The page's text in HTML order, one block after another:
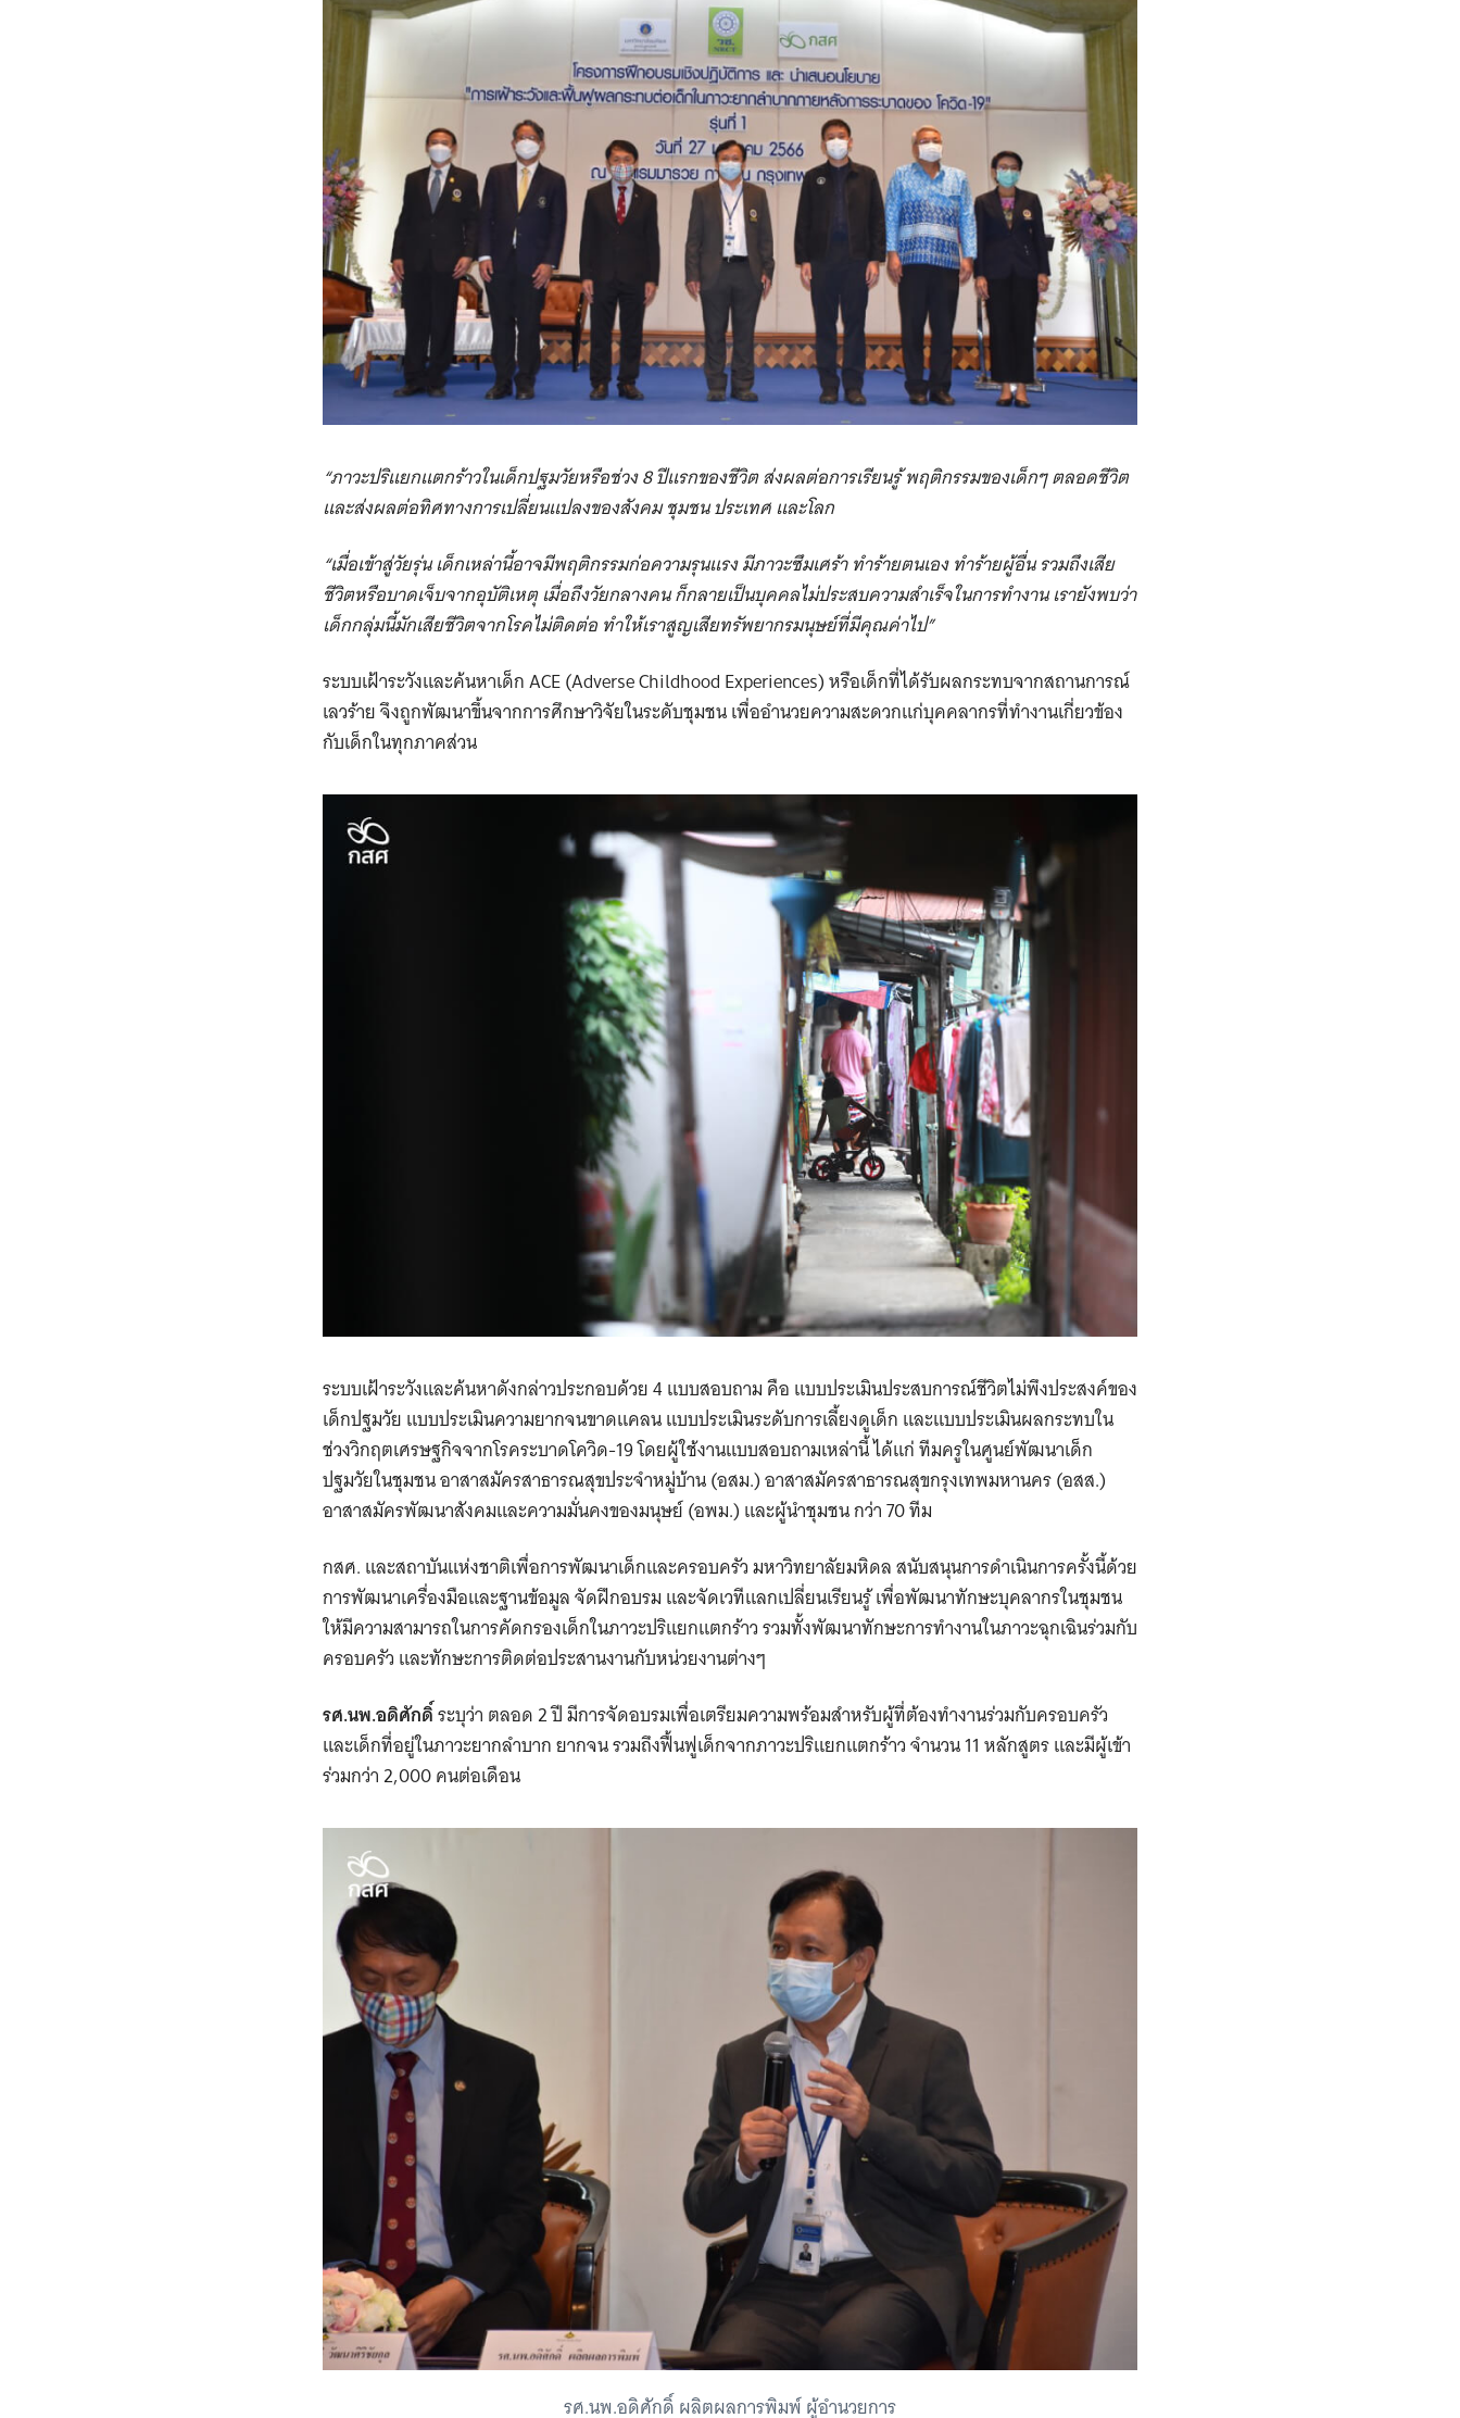
Search
for:
“ภาวะปริแยกแตกร้าวในเด็กปฐมวัยหรือช่วง 8 ปีแรกของชีวิต ส่งผลต่อการเรียนรู้ พฤติกรรมของเด็กๆ ตลอดชีวิต
และส่งผลต่อทิศทางการเปลี่ยนแปลงของสังคม ชุมชน ประเทศ และโลก
“เมื่อเข้าสู่วัยรุ่น เด็กเหล่านี้อาจมีพฤติกรรมก่อความรุนแรง มีภาวะซึมเศร้า ทำร้ายตนเอง ทำร้ายผู้อื่น รวมถึงเสีย
ชีวิตหรือบาดเจ็บจากอุบัติเหตุ เมื่อถึงวัยกลางคน ก็กลายเป็นบุคคลไม่ประสบความสำเร็จในการทำงาน เรายังพบว่า
เด็กกลุ่มนี้มักเสียชีวิตจากโรคไม่ติดต่อ ทำให้เราสูญเสียทรัพยากรมนุษย์ที่มีคุณค่าไป”
ระบบเฝ้าระวังและค้นหาเด็ก ACE (Adverse Childhood Experiences) หรือเด็กที่ได้รับผลกระทบจากสถานการณ์
เลวร้าย จึงถูกพัฒนาขึ้นจากการศึกษาวิจัยในระดับชุมชน เพื่ออำนวยความสะดวกแก่บุคคลากรที่ทำงานเกี่ยวข้อง
กับเด็กในทุกภาคส่วน
ระบบเฝ้าระวังและค้นหาดังกล่าวประกอบด้วย 4 แบบสอบถาม คือ แบบประเมินประสบการณ์ชีวิตไม่พึงประสงค์ของ
เด็กปฐมวัย แบบประเมินความยากจนขาดแคลน แบบประเมินระดับการเลี้ยงดูเด็ก และแบบประเมินผลกระทบใน
ช่วงวิกฤตเศรษฐกิจจากโรคระบาดโควิด-19 โดยผู้ใช้งานแบบสอบถามเหล่านี้ ได้แก่ ทีมครูในศูนย์พัฒนาเด็ก
ปฐมวัยในชุมชน อาสาสมัครสาธารณสุขประจำหมู่บ้าน (อสม.) อาสาสมัครสาธารณสุขกรุงเทพมหานคร (อสส.)
อาสาสมัครพัฒนาสังคมและความมั่นคงของมนุษย์ (อพม.) และผู้นำชุมชน กว่า 70 ทีม
กสศ. และสถาบันแห่งชาติเพื่อการพัฒนาเด็กและครอบครัว มหาวิทยาลัยมหิดล สนับสนุนการดำเนินการครั้งนี้ด้วย
การพัฒนาเครื่องมือและฐานข้อมูล จัดฝึกอบรม และจัดเวทีแลกเปลี่ยนเรียนรู้ เพื่อพัฒนาทักษะบุคลากรในชุมชน
ให้มีความสามารถในการคัดกรองเด็กในภาวะปริแยกแตกร้าว รวมทั้งพัฒนาทักษะการทำงานในภาวะฉุกเฉินร่วมกับ
ครอบครัว และทักษะการติดต่อประสานงานกับหน่วยงานต่างๆ
รศ.นพ.อดิศักดิ์ระบุว่า ตลอด 2 ปี มีการจัดอบรมเพื่อเตรียมความพร้อมสำหรับผู้ที่ต้องทำงานร่วมกับครอบครัว
และเด็กที่อยู่ในภาวะยากลำบาก ยากจน รวมถึงฟื้นฟูเด็กจากภาวะปริแยกแตกร้าว จำนวน 11 หลักสูตร และมีผู้เข้า
ร่วมกว่า 2,000 คนต่อเดือน
รศ.นพ.อดิศักดิ์ ผลิตผลการพิมพ์ ผู้อำนวยการ